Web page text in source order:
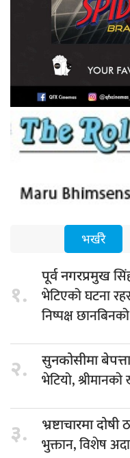
भर्खरै
१.
पूर्व नगरप्रमुख
भेटिएको घटना
निष्पक्ष
२. सुनकोसीमा
भेटियो, श्रीमानकाे
३. भ्रष्टाचारमा दोषी
भुक्तान, विशेष